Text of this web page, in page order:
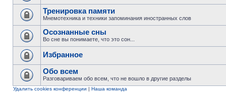
Тренировка памяти
Мнемотехника и техники запоминания иностранных слов
Осознанные сны
Во сне вы понимаете, что это сон...
Избранное
Обо всем
Разговариваем обо всем, что не вошло в другие разделы
Удалить cookies конференции | Наша команда